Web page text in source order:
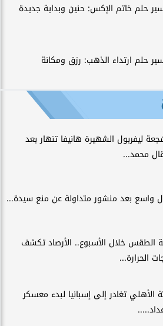
حلم خاتم الإكس: حنين وبداية جديدة
حلم ارتداء الذهب: رزق ومكانة
ليفربول الشهيرة هانيفا تنهار بعد
محمد...
واسع بعد منشور متداولة عن منع سيدة...
الطقس خلال الأسبوع.. الأرصاد تكشف
الحرارة...
الأهلي تغادر إلى إسبانيا لبدء معسكر